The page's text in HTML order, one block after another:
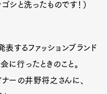
シと洗ったものです！）
表するファッションブランド
に行ったときのこと。
ーの井野将之さんに、